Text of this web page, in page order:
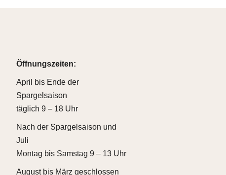
Öffnungszeiten:
April bis Ende der
Spargelsaison
täglich 9 – 18 Uhr
Nach der Spargelsaison und
Juli
Montag bis Samstag 9 – 13 Uhr
August bis März geschlossen